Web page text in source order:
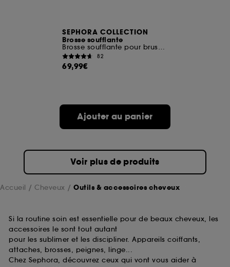
SEPHORA COLLECTION
Brosse soufflante
Brosse soufflante pour brushing effet volume
82
69,99€
Ajouter au panier
Voir plus de produits
Accueil Cheveux Outils & accessoires cheveux
Si la routine soin est essentielle pour de beaux cheveux, les
accessoires le sont tout autant
pour les sublimer et les discipliner. Appareils coiffants,
attaches, brosses, peignes, linge...
Chez Sephora, découvrez ceux qui vont vous aider à